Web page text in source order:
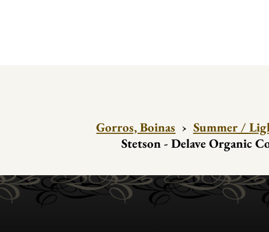
Gorros, Boinas › Summer /
Stetson - Delave Organic